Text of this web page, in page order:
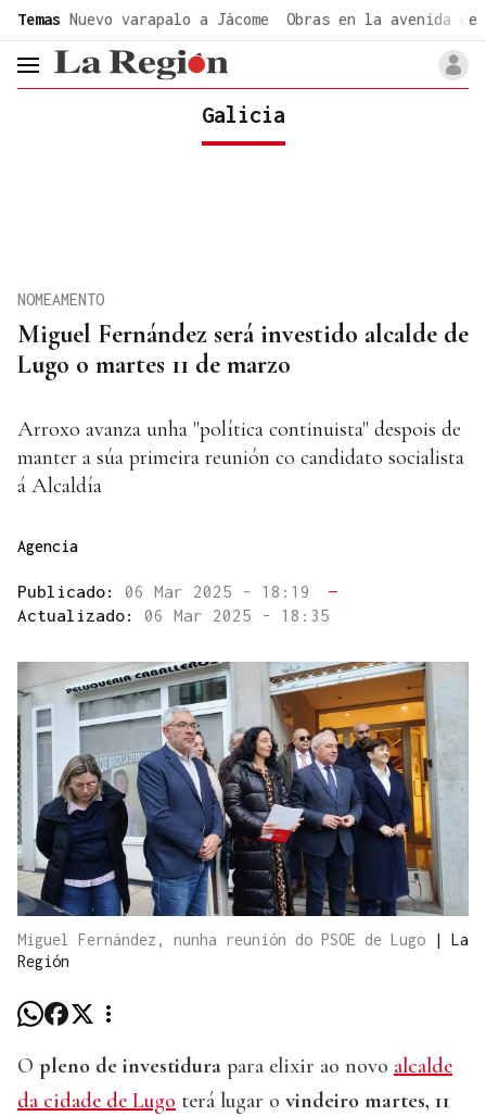
Temas Nuevo varapalo a Jácome Obras en la avenida de
header.menu.open
Galicia
Miguel Fernández será investido alcalde de
Lugo o martes 11 de marzo
NOMEAMENTO
Arroxo avanza unha "política continuista" despois de
manter a súa primeira reunión co candidato socialista
á Alcaldía
Agencia
Publicado: 06 Mar 2025 - 18:19
—
Actualizado: 06 Mar 2025 - 18:35
Miguel Fernández, nunha reunión do PSOE de Lugo | La
Región
O pleno de investidura para elixir ao novo alcalde
da cidade de Lugo terá lugar o vindeiro martes, 11